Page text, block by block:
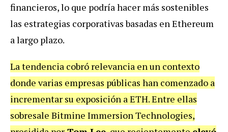
financieros, lo que podría hacer más sostenibles
las estrategias corporativas basadas en Ethereum
a largo plazo.
La tendencia cobró relevancia en un contexto
donde varias empresas públicas han comenzado a
incrementar su exposición a ETH. Entre ellas
sobresale Bitmine Immersion Technologies,